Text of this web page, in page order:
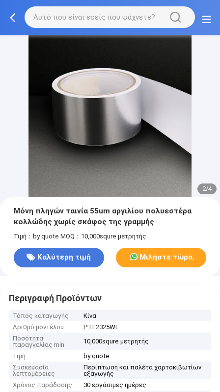
2/4
Μόνη πληγών ταινία 55um αργιλίου πολυεστέρα
κολλώδης χωρίς σκάφος της γραμμής
Τιμή：by quote MOQ：10,000squre μετρητής
Καλύτερη τιμή Μιλήστε τώρα.
Περιγραφή Προϊόντων
Τόπος καταγωγής
Κίνα
Αριθμό μοντέλου
PTF2325WL
Ποσότητα
παραγγελίας min
10,000squre μετρητής
Τιμή
by quote
Συσκευασία
λεπτομέρειες
Περίπτωση και παλέτα χαρτοκιβωτίων
εξαγωγής
Χρόνος παράδοσης
30 εργάσιμες ημέρες